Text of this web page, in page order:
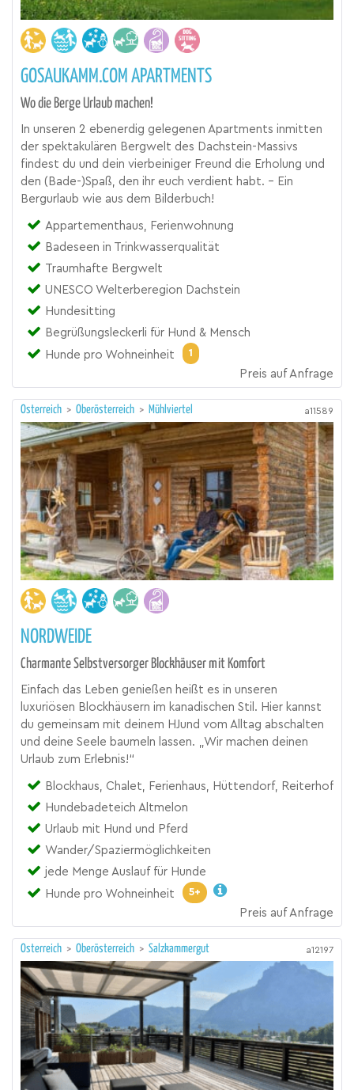
GOSAUKAMM.COM APARTMENTS
Wo die Berge Urlaub machen!
In unseren 2 ebenerdig gelegenen Apartments inmitten
der spektakulären Bergwelt des Dachstein-Massivs
findest du und dein vierbeiniger Freund die Erholung und
den (Bade-)Spaß, den ihr euch verdient habt. - Ein
Bergurlaub wie aus dem Bilderbuch!
Appartementhaus, Ferienwohnung
Badeseen in Trinkwasserqualität
Traumhafte Bergwelt
UNESCO Welterberegion Dachstein
Hundesitting
Begrüßungsleckerli für Hund & Mensch
Hunde pro Wohneinheit
1
Preis auf Anfrage
Österreich > Oberösterreich > Mühlviertel a11589
NORDWEIDE
Charmante Selbstversorger Blockhäuser mit Komfort
Einfach das Leben genießen heißt es in unseren
luxuriösen Blockhäusern im kanadischen Stil. Hier kannst
du gemeinsam mit deinem HJund vom Alltag abschalten
und deine Seele baumeln lassen. „Wir machen deinen
Urlaub zum Erlebnis!“
Blockhaus, Chalet, Ferienhaus, Hüttendorf, Reiterhof
Hundebadeteich Altmelon
Urlaub mit Hund und Pferd
Wander/Spaziermöglichkeiten
jede Menge Auslauf für Hunde
Hunde pro Wohneinheit
5+
Preis auf Anfrage
Österreich > Oberösterreich > Salzkammergut a12197